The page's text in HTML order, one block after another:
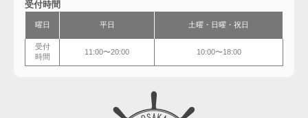
受付時間
曜日 平日 土曜・ 日曜・祝日
受付
時間
11:00〜20:00 10:00〜18:00